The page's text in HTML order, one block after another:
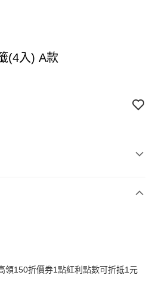
(4入) A款
領150折價券1點紅利點數可折抵1元